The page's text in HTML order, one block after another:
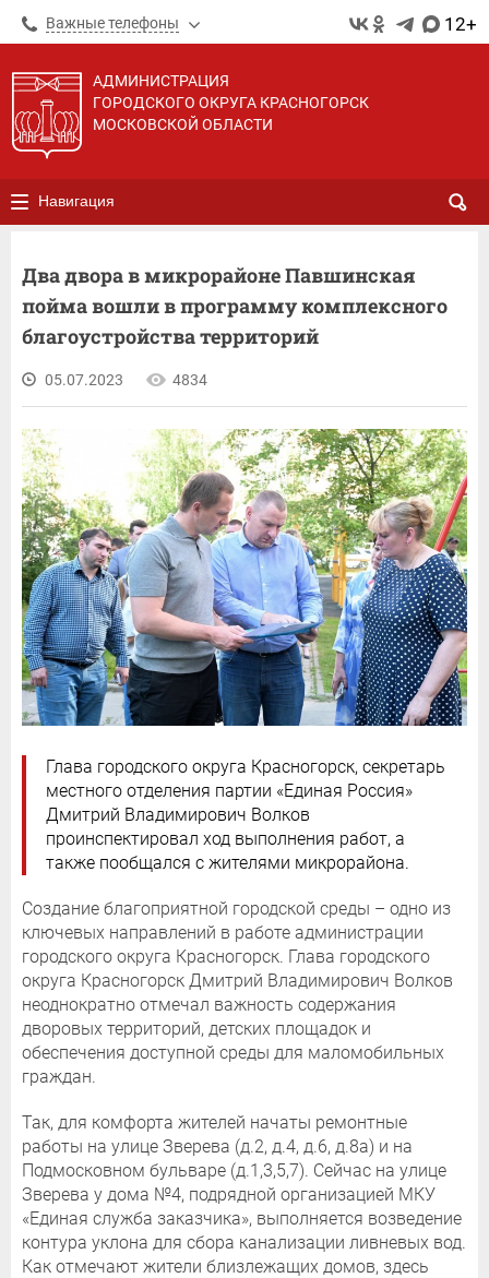
Важные телефоны 12+
АДМИНИСТРАЦИЯ
ГОРОДСКОГО ОКРУГА КРАСНОГОРСК
МОСКОВСКОЙ ОБЛАСТИ
Навигация
Два двора в микрорайоне Павшинская
пойма вошли в программу комплексного
благоустройства территорий
05.07.2023 4834
Глава городского округа Красногорск, секретарь
местного отделения партии «Единая Россия»
Дмитрий Владимирович Волков
проинспектировал ход выполнения работ, а
также пообщался с жителями микрорайона.
Создание благоприятной городской среды – одно из
ключевых направлений в работе администрации
городского округа Красногорск. Глава городского
округа Красногорск Дмитрий Владимирович Волков
неоднократно отмечал важность содержания
дворовых территорий, детских площадок и
обеспечения доступной среды для маломобильных
граждан.
Так, для комфорта жителей начаты ремонтные
работы на улице Зверева (д.2, д.4, д.6, д.8а) и на
Подмосковном бульваре (д.1,3,5,7). Сейчас на улице
Зверева у дома №4, подрядной организацией МКУ
«Единая служба заказчика», выполняется возведение
контура уклона для сбора канализации ливневых вод.
Как отмечают жители близлежащих домов, здесь